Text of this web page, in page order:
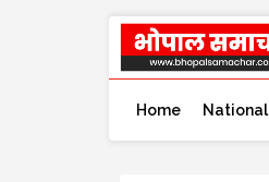
Home National